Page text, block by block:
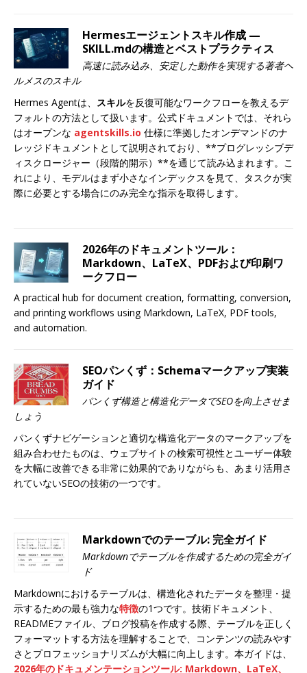
Hermesエージェントスキル作成 —
SKILL.mdの構造とベストプラクティス
高速に読み込み、安定した動作を実現する著者ヘ
ルメスのスキル
Hermes Agentは、 スキルを反復可能なワークフローを教えるデ
フォルトの方法として扱います。公式ドキュメントでは、それら
はオープンな agentskills.io 仕様に準拠したオンデマンドのナ
レッジドキュメントとして説明されており、**プログレッシブデ
ィスクロージャー（段階的開示）**を通じて読み込まれます。こ
れにより、モデルはまず小さなインデックスを見て、タスクが実
際に必要とする場合にのみ完全な指示を取得します。
2026年のドキュメントツール：
Markdown、LaTeX、PDFおよび印刷ワ
ークフロー
A practical hub for document creation, formatting, conversion,
and printing workflows using Markdown, LaTeX, PDF tools,
and automation.
SEOパンくず：Schemaマークアップ実装
ガイド
パンくず構造と構造化データでSEOを向上させま
しょう
パンくずナビゲーションと適切な構造化データのマークアップを
組み合わせたものは、ウェブサイトの検索可視性とユーザー体験
を大幅に改善できる非常に効果的でありながらも、あまり活用さ
れていないSEOの技術の一つです。
Markdownでのテーブル: 完全ガイド
Markdownでテーブルを作成するための完全ガイ
ド
Markdownにおけるテーブルは、構造化されたデータを整理・提
示するための最も強力な特徴の1つです。技術ドキュメント、
READMEファイル、ブログ投稿を作成する際、テーブルを正しく
フォーマットする方法を理解することで、コンテンツの読みやす
さとプロフェッショナリズムが大幅に向上します。本ガイドは、
2026年のドキュメンテーションツール: Markdown、LaTeX、